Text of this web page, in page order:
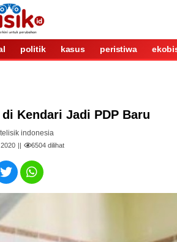
politik kasus peristiwa
Kendari Jadi PDP Baru
indonesia
6504 dilihat